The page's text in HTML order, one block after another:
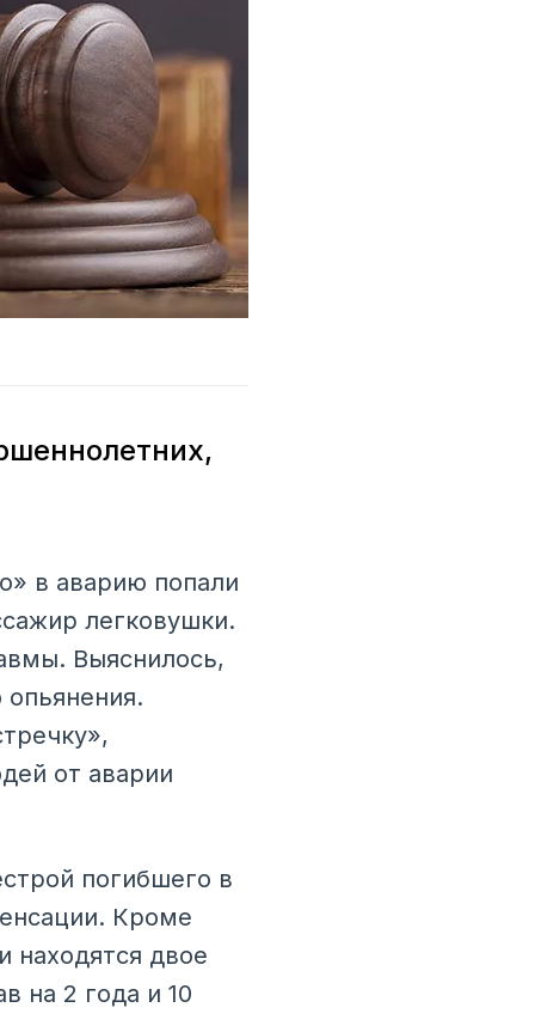
в аварию попали
легковушки.
Выяснилось,
опьянения.
от аварии
погибшего в
Кроме
находятся двое
на 2 года и 10